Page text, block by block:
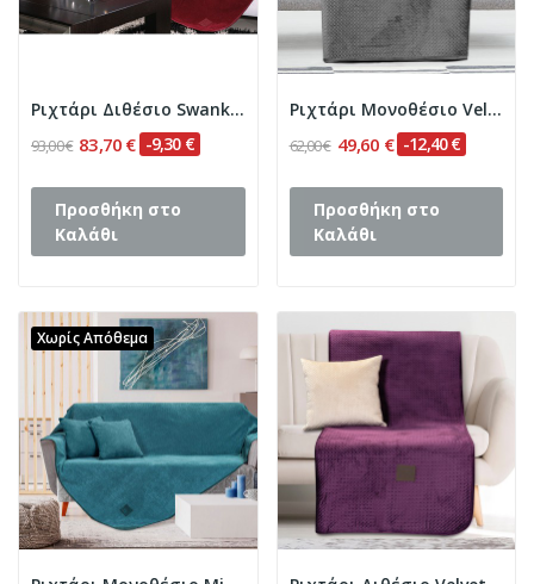
Ριχτάρι Διθέσιο Swank 180x250 Art 8114 Διθέσιο...
93,00 € 83,70 € -9,30 €
Προσθήκη στο
Καλάθι
Ριχτάρι Μονοθέσιο Velvety 180x170 Art 8351 Γκρι...
62,00 € 49,60 € -12,40 €
Προσθήκη στο
Καλάθι
Χωρίς Απόθεμα